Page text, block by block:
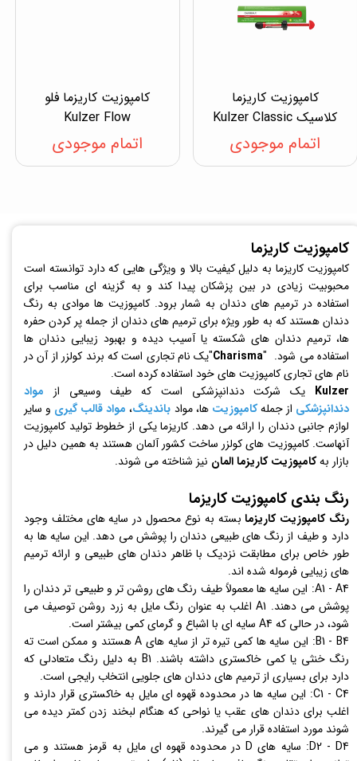
کامپوزیت کاریزما
کلاسیک Kulzer Classic
اتمام موجودی
کامپوزیت کاریزما فلو
Kulzer Flow
اتمام موجودی
کامپوزیت کاریزما
کامپوزیت کاریزما به دلیل کیفیت بالا و ویژگی هایی که دارد توانسته است
محبوبیت زیادی در بین پزشکان پیدا کند و به گزینه ای مناسب برای
استفاده در ترمیم های دندان به شمار برود. کامپوزیت ها موادی به رنگ
دندان هستند که به طور ویژه برای ترمیم های دندان از جمله پر کردن حفره
ها، ترمیم دندان های شکسته یا آسیب دیده و بهبود زیبایی دندان ها
استفاده می شود. "Charisma"یک نام تجاری است که برند کولزر از آن در
نام های تجاری کامپوزیت های خود استفاده کرده است.
Kulzer یک شرکت دندانپزشکی است که طیف وسیعی از مواد
دندانپزشکی از جملهکامپوزیت ها، مواد باندینگ، مواد قالب گیری و سایر
لوازم جانبی دندان را ارائه می دهد. کاریزما یکی از خطوط تولید کامپوزیت
آنهاست. کامپوزیت های کولزر ساخت کشور آلمان هستند به همین دلیل در
بازار بهکامپوزیت کاریزما المان نیز شناخته می شوند.
رنگ بندی کامپوزیت کاریزما
رنگ کامپوزیت کاریزمابسته به نوع محصول در سایه های مختلف وجود
دارد و طیف از رنگ های طبیعی دندان را پوشش می دهد. این سایه ها به
طور خاص برای مطابقت نزدیک با ظاهر دندان های طبیعی و ارائه ترمیم
های زیبایی فرموله شده اند.
A1 - A4: این سایه ها معمولاً طیف رنگ های روشن تر و طبیعی تر دندان را
پوشش می دهند. A1 اغلب به عنوان رنگ مایل به زرد روشن توصیف می
شود، در حالی که A4 سایه ای با اشباع و گرمای کمی بیشتر است.
B1 - B4: این سایه ها کمی تیره تر از سایه های A هستند و ممکن است ته
رنگ خنثی یا کمی خاکستری داشته باشند. B1 به دلیل رنگ متعادلی که
دارد برای بسیاری از ترمیم های دندان های جلویی انتخاب رایجی است.
C1 - C4: این سایه‌ ها در محدوده قهوه ‌ای مایل به خاکستری قرار دارند و
اغلب برای دندان‌ های عقب یا نواحی که هنگام لبخند زدن کمتر دیده می‌
شوند مورد استفاده قرار می گیرند.
D2 - D4: سایه های D در محدوده قهوه ای مایل به قرمز هستند و می